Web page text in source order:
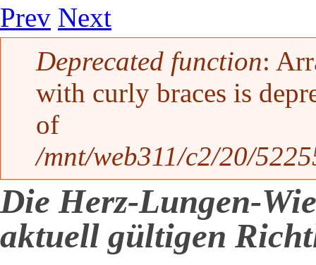
Prev Next
Fehlermeldung
Deprecated function:
with curly braces is
of
/mnt/web311/c2/20/
Die Herz-Lungen-
aktuell gültigen